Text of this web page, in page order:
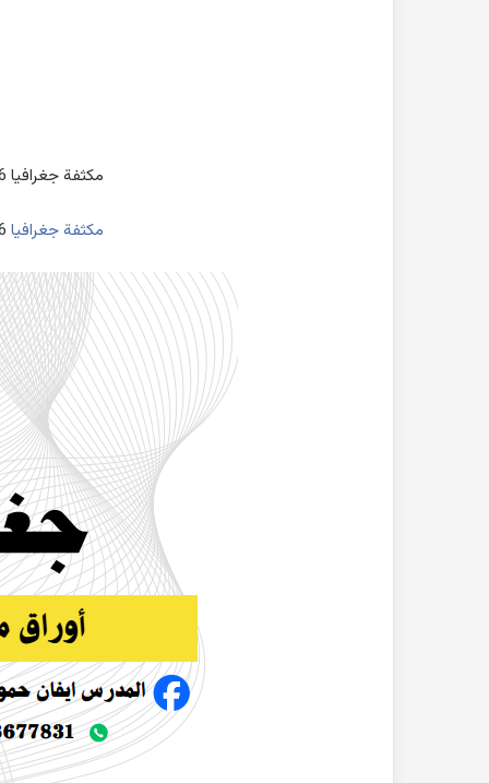
مكثفة جغرافيا 2026 تاسع المنهاج السوري
مكثفة جغرافيا